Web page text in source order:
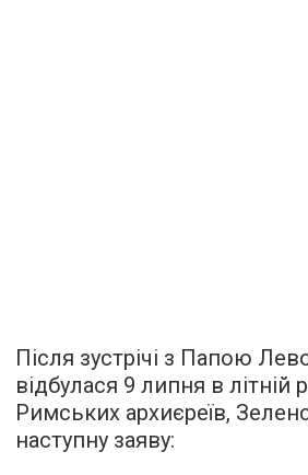
Після зустрічі з Папою
відбулася 9 липня в літній
Римських архиєреїв,
наступну заяву: